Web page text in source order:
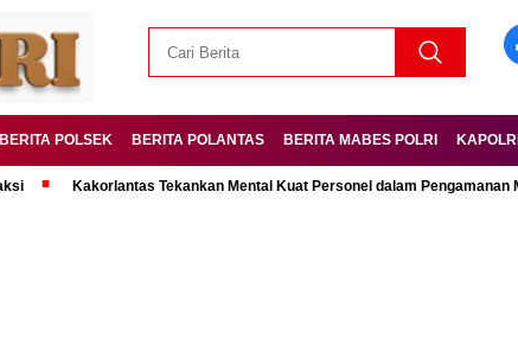
BERITA POLSEK BERITA POLANTAS BERITA MABES POLRI
Kakorlantas Tekankan Mental Kuat Personel dalam Pengamanan Mudik